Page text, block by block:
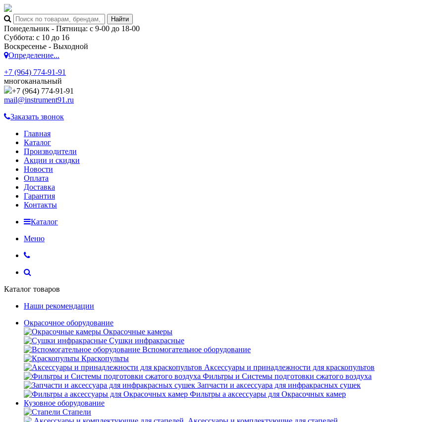
Понедельник - Пятница: с 9-00 до 18-00
Суббота: с 10 до 16
Воскресенье - Выходной
Определение...
+7 (964) 774-91-91
многоканальный
+7 (964) 774-91-91
mail@instrument91.ru
Заказать звонок
Главная
Каталог
Производители
Акции и скидки
Новости
Оплата
Доставка
Гарантия
Контакты
Каталог
Меню
Каталог товаров
Наши рекомендации
Окрасочное оборудование
Окрасочные камеры
Сушки инфракрасные
Вспомогательное оборудование
Краскопульты
Аксессуары и принадлежности для краскопультов
Фильтры и Системы подготовки сжатого воздуха
Запчасти и аксессуара для инфракрасных сушек
Фильтры а аксессуары для Окрасочных камер
Кузовное оборудование
Стапели